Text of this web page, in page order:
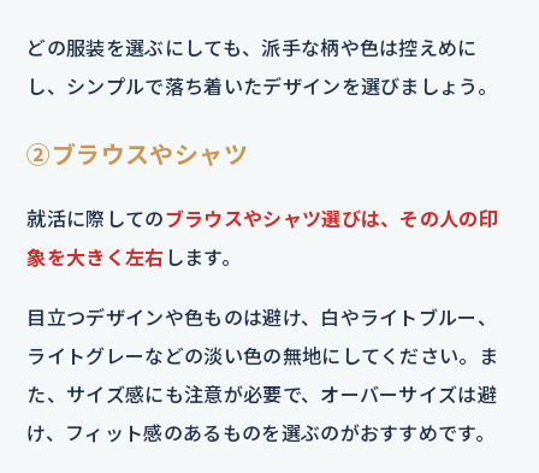
どの服装を選ぶにしても、派手な柄や色は控えめに
し、シンプルで落ち着いたデザインを選びましょう。
②ブラウスやシャツ
就活に際してのブラウスやシャツ選びは、その人の印
象を大きく左右 します。
目立つデザインや色ものは避け、白やライトブルー、
ライトグレーなどの淡い色の無地にしてください。ま
た、サイズ感にも注意が必要で、オーバーサイズは避
け、フィット感のあるものを選ぶのがおすすめです。